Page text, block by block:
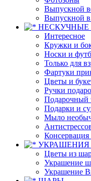
Выпускной
Выпускной в
НЕСКУЧНЫЕ
Интересное
Кружки и
Носки и
Только для
Фартуки
Цветы и
Ручки
Подарочный
Подарки и
Мыло
УКРАШЕНИЯ
Цветы из
Украшение
Украшение